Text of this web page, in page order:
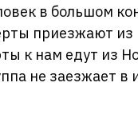
в большом
приезжают из
к нам едут из
не заезжает в